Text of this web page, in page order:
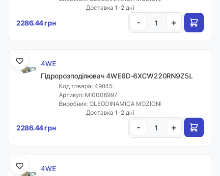
Доставка 1-2 дні
2286.44 грн - +
4WE
Гідророзподілювач 4WE6D-6XCW220RN9Z5L
Код товара: 49845
Артикул: MI0006997
Виробник: OLEODINAMICA MOZIONI
Доставка 1-2 дні
2286.44 грн - +
4WE